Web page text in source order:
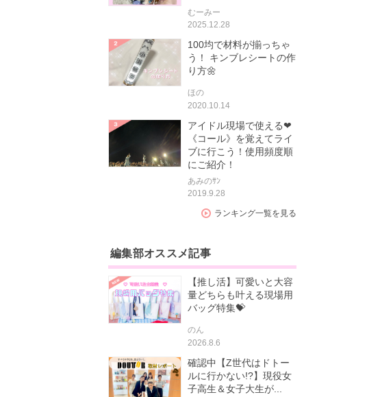
むーみー
2025.12.28
100均で材料が揃っちゃ
う！ キンブレシートの作
り方🌼
ほの
2020.10.14
アイドル現場で使える❤
《コール》を覚えてライ
ブに行こう！使用頻度順
にご紹介！
あみのｻﾝ
2019.9.28
ランキング一覧を見る
編集部オススメ記事
【推し活】可愛いと大容
量どちらも叶える現場用
バッグ特集💝
のん
2026.8.6
確認中【Z世代はドトー
ルに行かない!?】現役女
子高生＆女子大生が...